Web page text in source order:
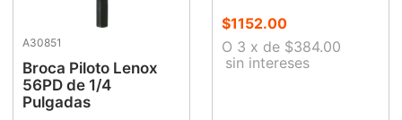
A30851
Broca Piloto Lenox
56PD de 1/4
Pulgadas
$1152.00
O 3 x de $384.00
sin intereses